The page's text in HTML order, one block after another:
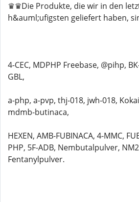
♛♛Die Produkte, die wir in den
h&auml;ufigsten geliefert haben,
4-CEC, MDPHP Freebase, @pihp,
GBL,
a-php, a-pvp, thj-018, jwh-018,
mdmb-butinaca,
HEXEN, AMB-FUBINACA, 4-MMC,
PHP, 5F-ADB, Nembutalpulver,
Fentanylpulver.